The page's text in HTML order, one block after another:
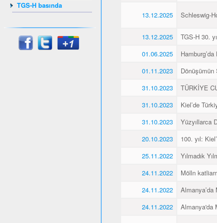
TGS-H basında
13.12.2025 Schleswig-
13.12.2025
TGS-H 30.
01.06.2025
01.11.2023
Dönüşümün
31.10.2023
TÜRKİYE
31.10.2023
Kiel’de
31.10.2023
Yüzyıllarca
20.10.2023
100. yıl:
25.11.2022
Yılmadık
24.11.2022
Mölln
24.11.2022
Almanya’da
24.11.2022
Almanya'da